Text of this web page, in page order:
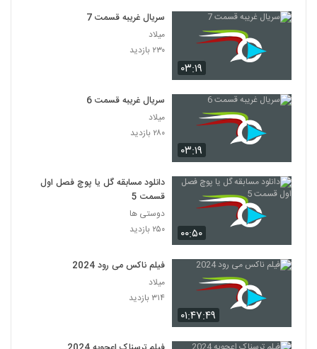
۰۳:۱۹
سریال غریبه قسمت 7
میلاد
۲۳۰ بازدید
۰۳:۱۹
سریال غریبه قسمت 6
میلاد
۲۸۰ بازدید
۰۰:۵۰
دانلود مسابقه گل یا پوچ فصل اول
قسمت 5
دوستی ها
۲۵۰ بازدید
۰۱:۴۷:۴۹
فیلم ناکس می رود 2024
میلاد
۳۱۴ بازدید